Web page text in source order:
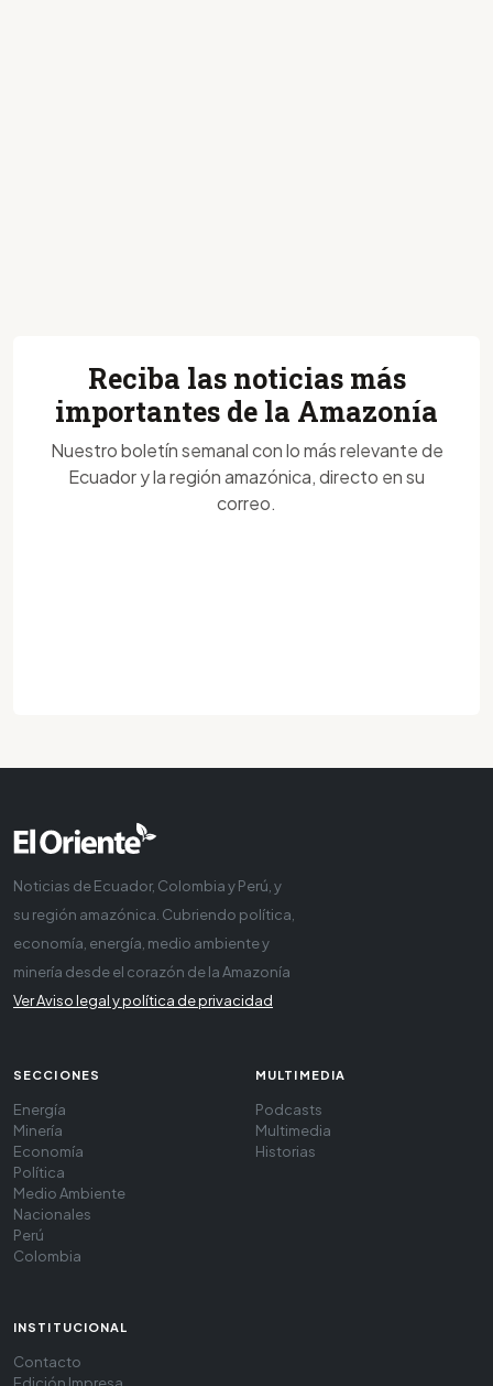
Reciba las noticias más
importantes de la Amazonía
Nuestro boletín semanal con lo más relevante de
Ecuador y la región amazónica, directo en su
correo.
Noticias de Ecuador, Colombia y Perú, y
su región amazónica. Cubriendo política,
economía, energía, medio ambiente y
minería desde el corazón de la Amazonía
Ver Aviso legal y política de privacidad
SECCIONES
Energía
Minería
Economía
Política
Medio Ambiente
Nacionales
Perú
Colombia
MULTIMEDIA
Podcasts
Multimedia
Historias
INSTITUCIONAL
Contacto